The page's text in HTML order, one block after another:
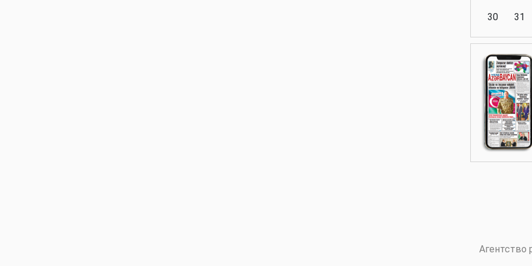
Аналитика
Аналитика
30
31
Агентство